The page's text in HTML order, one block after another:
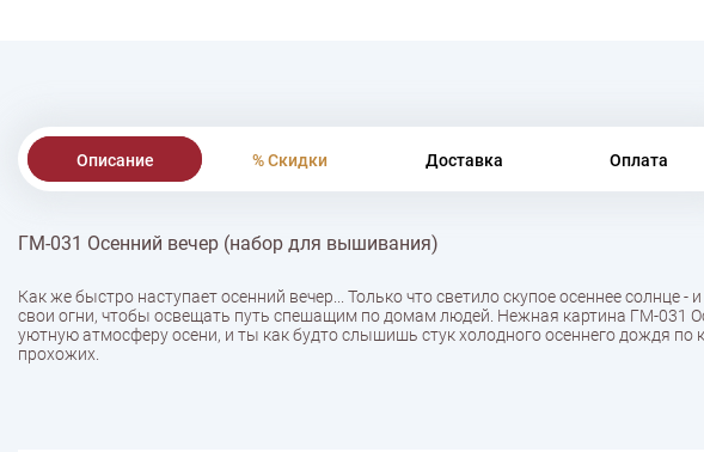
Описание % Скидки Доставка Оплата
ГМ-031 Осенний вечер (набор для вышивания)
Как же быстро наступает осенний вечер... Только что светило скупое осеннее
свои огни, чтобы освещать путь спешащим по домам людей. Нежная картина ГМ-031
уютную атмосферу осени, и ты как будто слышишь стук холодного осеннего дождя
прохожих.